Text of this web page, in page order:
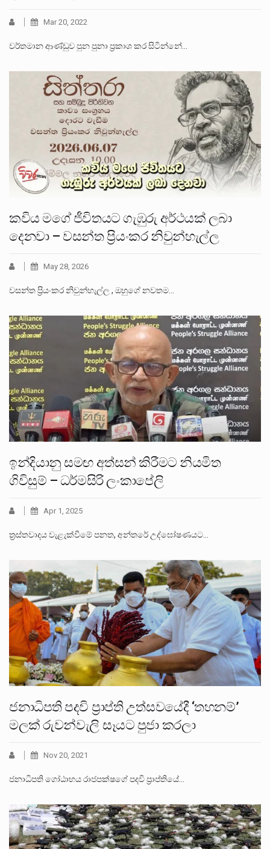
Mar 20, 2022
වර්තමාන ආණ්ඩුව පුන පුනා ප්‍රකාශ කර සිටින්නේ…
කවිය මගේ ජීවිතයට ගැඹුරු අර්ථයක් ලබා
දෙනවා – වසන්ත ප්‍රියංකර නිවුන්හැල්ල
May 28, 2026
වසන්ත ප්‍රියංකර නිවුන්හැල්ල , ඔහුගේ නවතම…
ඉන්දියානු සමඟ අත්සන් කිරීමට නියමිත
ගිවිසුම් – ධර්මසිරි ලංකාපේලි
Apr 1, 2025
ත්‍රස්තවාදය වැළැක්වීමේ පනත, අන්තරේ උද්⁣ඝෝෂණයට…
ජනාධිපති පදවි ප්‍රාප්ති උත්සවයේදී ‘තහනම්’
මලක් රුවන්වැලි සෑයට පුජා කරලා
Nov 20, 2021
ජනාධිපති ගෝඨාභය රාජපක්ෂගේ පදවි ප්‍රාප්තියේ…